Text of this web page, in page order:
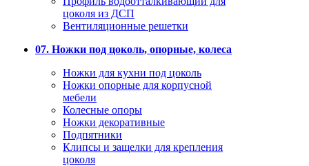
цоколя из ДСП
Вентиляционные решетки
07. Ножки под цоколь, опорные, колеса
Ножки для кухни под цоколь
Ножки опорные для корпусной
мебели
Колесные опоры
Ножки декоративные
Подпятники
Клипсы и защелки для крепления
цоколя